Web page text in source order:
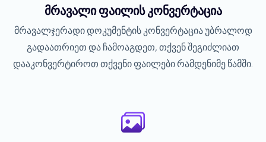
მრავალი ფაილის კონვერტაცია
მრავალჯერადი დოკუმენტის კონვერტაცია უბრალოდ
გადაათრიეთ და ჩამოაგდეთ, თქვენ შეგიძლიათ
დააკონვერტიროთ თქვენი ფაილები რამდენიმე წამში.